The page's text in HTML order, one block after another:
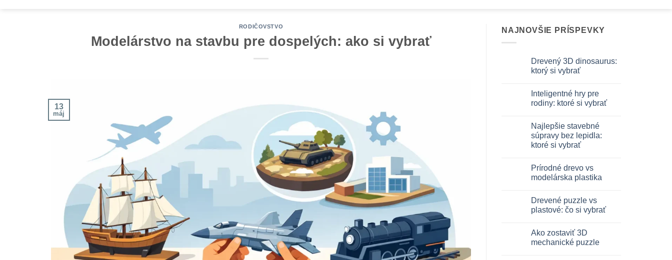
RODIČOVSTVO
Modelárstvo na stavbu pre dospelých: ako si vybrať
13
máj
NAJNOVŠIE PRÍSPEVKY
Drevený 3D dinosaurus:
ktorý si vybrať
na
Dinosauro
3D
quale
scegliere
Inteligentné hry pre
rodiny: ktoré si vybrať
na
Giochi
intelligenti
per
scegliere
Najlepšie stavebné
súpravy bez lepidla:
ktoré si vybrať
na
Migliori
kit
colla:
quali
scegliere
Prírodné drevo vs
modelárska plastika
na
Legno
naturale
modellismo
Drevené puzzle vs
plastové: čo si vybrať
na
legno
Ako zostaviť 3D
mechanické puzzle